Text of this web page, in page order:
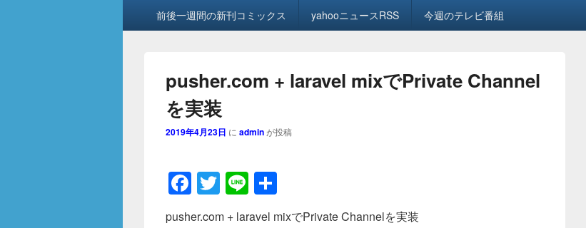
前後一週間の新刊コミックス yahooニュースRSS 今週のテレビ番組
pusher.com + laravel mixでPrivate Channel
を実装
2019年4月23日 に adminが投稿
F
a
T
wi
Li
n 有
pusher.com + laravel mixでPrivate Channelを実装